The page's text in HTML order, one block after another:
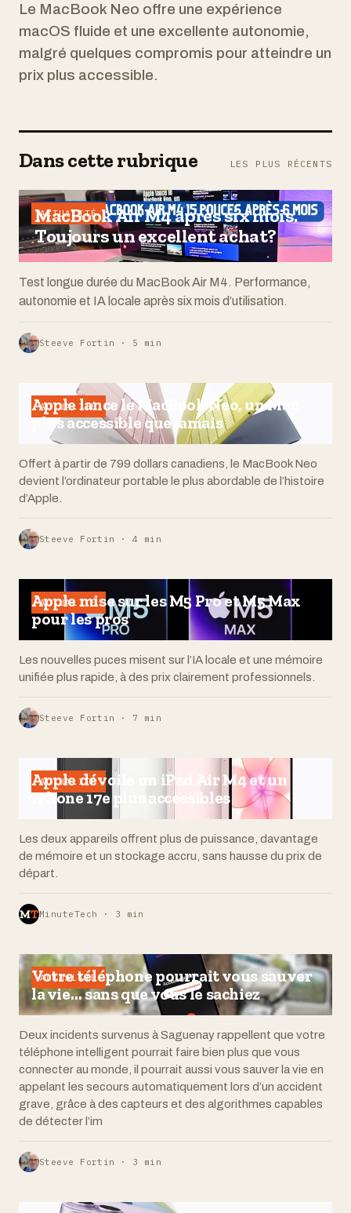
Le MacBook Neo offre une expérience
macOS fluide et une excellente autonomie,
malgré quelques compromis pour atteindre un
prix plus accessible.
Dans cette rubrique LES PLUS RÉCENTS
ACTUALITÉ
MacBook Air M4 après six mois.
Toujours un excellent achat?
Test longue durée du MacBook Air M4. Performance,
autonomie et IA locale après six mois d’utilisation.
Steeve Fortin · 5 min
ACTUALITÉ
Apple lance le MacBook Neo, un Mac
plus accessible que jamais
Offert à partir de 799 dollars canadiens, le MacBook Neo
devient l’ordinateur portable le plus abordable de l’histoire
d’Apple.
Steeve Fortin · 4 min
ACTUALITÉ
Apple mise sur les M5 Pro et M5 Max
pour les pros
Les nouvelles puces misent sur l’IA locale et une mémoire
unifiée plus rapide, à des prix clairement professionnels.
Steeve Fortin · 7 min
ACTUALITÉ
Apple dévoile un iPad Air M4 et un
iPhone 17e plus accessibles
Les deux appareils offrent plus de puissance, davantage
de mémoire et un stockage accru, sans hausse du prix de
départ.
MinuteTech · 3 min
ACTUALITÉ
Votre téléphone pourrait vous sauver
la vie… sans que vous le sachiez
Deux incidents survenus à Saguenay rappellent que votre
téléphone intelligent pourrait faire bien plus que vous
connecter au monde, il pourrait aussi vous sauver la vie en
appelant les secours automatiquement lors d’un accident
grave, grâce à des capteurs et des algorithmes capables
de détecter l’im
Steeve Fortin · 3 min